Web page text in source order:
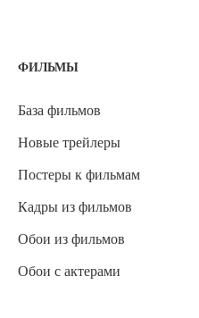
ФИЛЬМЫ
База фильмов
Новые трейлеры
Постеры к фильмам
Кадры из фильмов
Обои из фильмов
Обои с актерами